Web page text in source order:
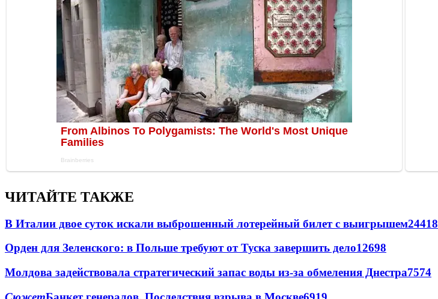
ЧИТАЙТЕ ТАКЖЕ
В Италии двое суток искали выброшенный лотерейный билет с выигрышем24418
Орден для Зеленского: в Польше требуют от Туска завершить дело12698
Молдова задействовала стратегический запас воды из-за обмеления Днестра7574